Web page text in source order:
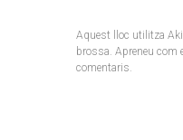
Aquest lloc utilitza
brossa. Apreneu com
comentaris.